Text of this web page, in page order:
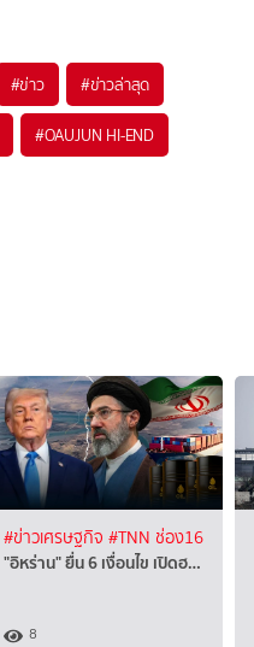
#ข่าว #ข่าวล่าสุด
#OAUJUN HI-END
#ข่าวเศรษฐกิจ #TNN ช่อง16
"อิหร่าน" ยื่น 6 เงื่อนไข เปิดฮ…
8